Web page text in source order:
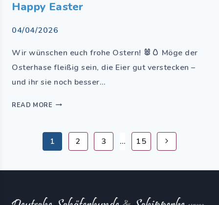
Happy Easter
04/04/2026
Wir wünschen euch frohe Ostern! 🐰🥚 Möge der
Osterhase fleißig sein, die Eier gut verstecken –
und ihr sie noch besser…
READ MORE
1 2 3 … 15